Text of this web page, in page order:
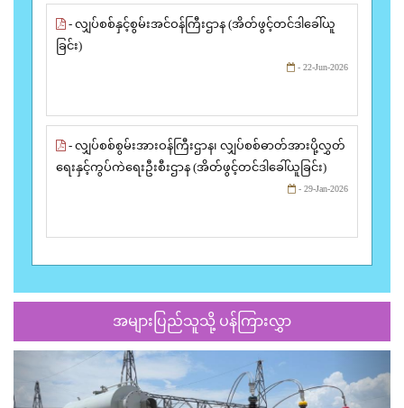
- လျှပ်စစ်နှင့်စွမ်းအင်ဝန်ကြီးဌာန (အိတ်ဖွင့်တင်ဒါခေါ်ယူ
ခြင်း)
- 22-Jun-2026
- လျှပ်စစ်စွမ်းအားဝန်ကြီးဌာန၊ လျှပ်စစ်ဓာတ်အားပို့လွှတ်
ရေးနှင့်ကွပ်ကဲရေးဦးစီးဌာန (အိတ်ဖွင့်တင်ဒါခေါ်ယူခြင်း)
- 29-Jan-2026
အများပြည်သူသို့ ပန်ကြားလွှာ
Previous